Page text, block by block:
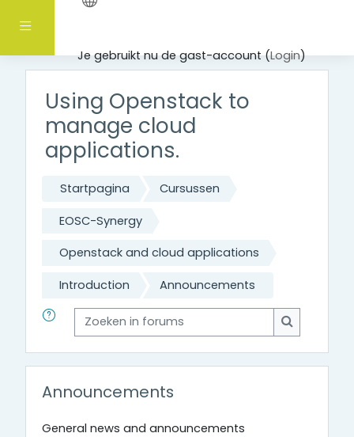
Zijpaneel
Je gebruikt nu de gast-account (Login)
Ga naar hoofdinhoud
Using Openstack to
manage cloud
applications.
Startpagina Cursussen
EOSC-Synergy
Openstack and cloud applications
Introduction
Announcements
Zoeken in forums
Zoeken in
Announcements
General news and announcements